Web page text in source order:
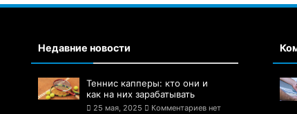
Недавние новости
Теннис капперы: кто они и
как на них зарабатывать
25 мая, 2025 Комментариев нет